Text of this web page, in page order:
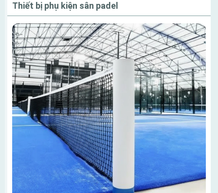
Thiết bị phụ kiện sân padel